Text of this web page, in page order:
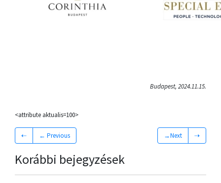
Budapest, 2024.11.15.
<attribute aktualis=100>
⇠ ← Previous →Next ⇢
Korábbi bejegyzések